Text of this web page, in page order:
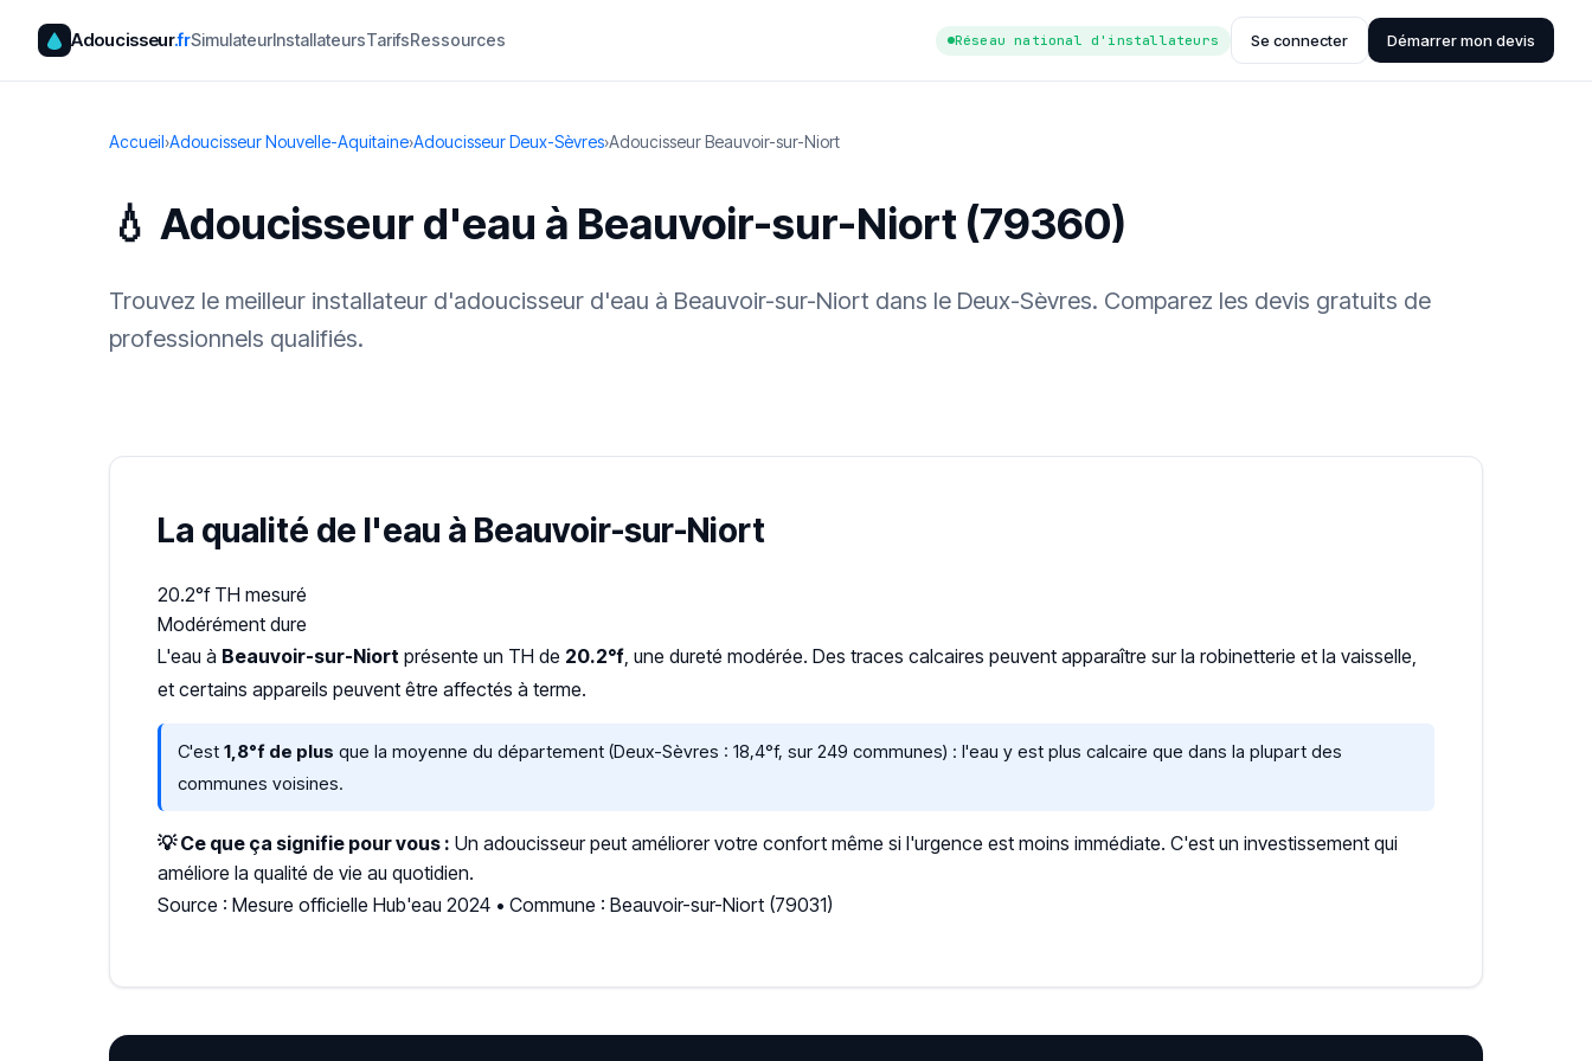
Adoucisseur.frSimulateurInstallateursTarifsRessources Réseau national d'installateurs Se connecter Démarrer mon devis
Accueil›Adoucisseur Nouvelle-Aquitaine›Adoucisseur Deux-Sèvres›Adoucisseur Beauvoir-sur-Niort
💧 Adoucisseur d'eau à Beauvoir-sur-Niort (79360)
Trouvez le meilleur installateur d'adoucisseur d'eau à Beauvoir-sur-Niort dans le Deux-Sèvres. Comparez les devis gratuits de
professionnels qualifiés.
La qualité de l'eau à Beauvoir-sur-Niort
20.2°f TH mesuré
Modérément dure
L'eau à Beauvoir-sur-Niort présente un TH de 20.2°f, une dureté modérée. Des traces calcaires peuvent apparaître sur la robinetterie et la vaisselle,
et certains appareils peuvent être affectés à terme.
C'est 1,8°f de plus que la moyenne du département (Deux-Sèvres : 18,4°f, sur 249 communes) : l'eau y est plus calcaire que dans la plupart des
communes voisines.
💡 Ce que ça signifie pour vous : Un adoucisseur peut améliorer votre confort même si l'urgence est moins immédiate. C'est un investissement qui
améliore la qualité de vie au quotidien.
Source : Mesure officielle Hub'eau 2024 • Commune : Beauvoir-sur-Niort (79031)